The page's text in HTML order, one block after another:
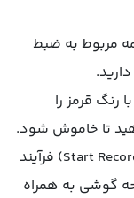
مربوط به ضبط
رنگ قرمز را
در نهایت با کلیک بر روی گزینه (Start Recording) فرآیند
گوشی به همراه